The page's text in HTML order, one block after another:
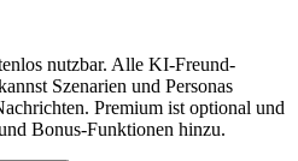
nutzbar. Alle KI-Freund-
Szenarien und Personas
Premium ist optional und
Bonus-Funktionen hinzu.